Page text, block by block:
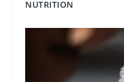
NUTRITION